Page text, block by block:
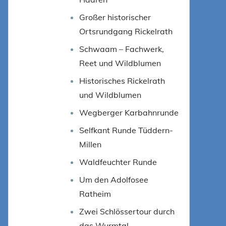
Großer historischer
Ortsrundgang Rickelrath
Schwaam – Fachwerk,
Reet und Wildblumen
Historisches Rickelrath
und Wildblumen
Wegberger Karbahnrunde
Selfkant Runde Tüddern-
Millen
Waldfeuchter Runde
Um den Adolfosee
Ratheim
Zwei Schlössertour durch